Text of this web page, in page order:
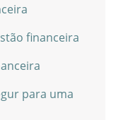
financeira
para uma